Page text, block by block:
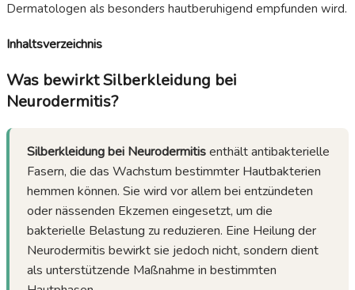
Dermatologen als besonders hautberuhigend empfunden wird.
Inhaltsverzeichnis
Was bewirkt Silberkleidung bei
Neurodermitis?
Silberkleidung bei Neurodermitisenthält antibakterielle
Fasern, die das Wachstum bestimmter Hautbakterien
hemmen können. Sie wird vor allem bei entzündeten
oder nässenden Ekzemen eingesetzt, um die
bakterielle Belastung zu reduzieren. Eine Heilung der
Neurodermitis bewirkt sie jedoch nicht, sondern dient
als unterstützende Maßnahme in bestimmten